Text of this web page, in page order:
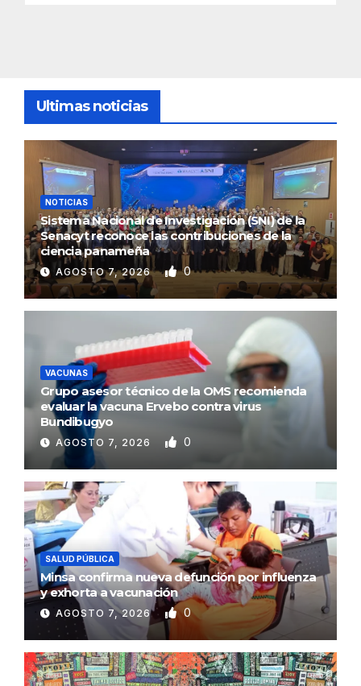
Ultimas noticias
NOTICIAS
Sistema Nacional de Investigación (SNI) de la
Senacyt reconoce las contribuciones de la
ciencia panameña
AGOSTO 7, 2026 0
VACUNAS
Grupo asesor técnico de la OMS recomienda
evaluar la vacuna Ervebo contra virus
Bundibugyo
AGOSTO 7, 2026 0
SALUD PÚBLICA
Minsa confirma nueva defunción por influenza
y exhorta a vacunación
AGOSTO 7, 2026 0